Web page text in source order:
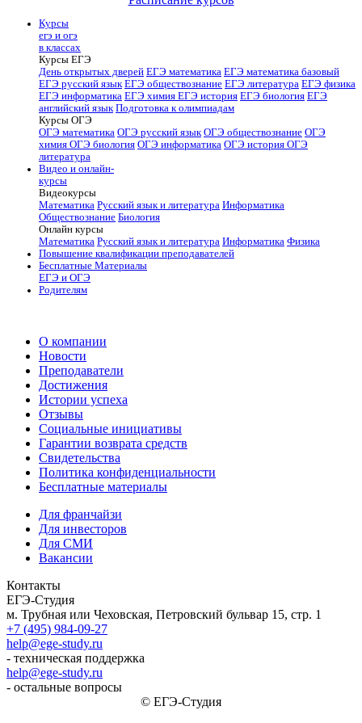
Курсы
егэ и огэ
в классах
Курсы ЕГЭ
День открытых дверей ЕГЭ математика ЕГЭ математика базовый
ЕГЭ русский язык ЕГЭ обществознание ЕГЭ литература ЕГЭ физика
ЕГЭ информатика ЕГЭ химия ЕГЭ история ЕГЭ биология ЕГЭ
английский язык Подготовка к олимпиадам
Курсы ОГЭ
ОГЭ математика ОГЭ русский язык ОГЭ обществознание ОГЭ
химия ОГЭ биология ОГЭ информатика ОГЭ история ОГЭ
литература
Видео и онлайн-
курсы
Видеокурсы
Математика Русский язык и литература Информатика
Обществознание Биология
Онлайн курсы
Математика Русский язык и литература Информатика Физика
Повышение квалификации преподавателей
Бесплатные Материалы
ЕГЭ и ОГЭ
Родителям
О компании
Новости
Преподаватели
Достижения
Истории успеха
Отзывы
Социальные инициативы
Гарантии возврата средств
Свидетельства
Политика конфиденциальности
Бесплатные материалы
Для франчайзи
Для инвесторов
Для СМИ
Вакансии
Контакты
ЕГЭ-Студия
м. Трубная или Чеховская, Петровский бульвар 15, стр. 1
+7 (495) 984-09-27
help@ege-study.ru
- техническая поддержка
help@ege-study.ru
- остальные вопросы
© ЕГЭ-Студия